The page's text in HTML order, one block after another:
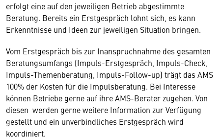
erfolgt eine auf den jeweiligen Betrieb abgestimmte
Beratung. Bereits ein Erstgespräch lohnt sich, es kann
Erkenntnisse und Ideen zur jeweiligen Situation bringen.
Vom Erstgespräch bis zur Inanspruchnahme des gesamten
Beratungsumfangs (Impuls-Erstgespräch, Impuls-Check,
Impuls-Themenberatung, Impuls-Follow-up) trägt das AMS
100% der Kosten für die Impulsberatung. Bei Interesse
können Betriebe gerne auf ihre AMS-Berater zugehen. Von
diesen werden gerne weitere Information zur Verfügung
gestellt und ein unverbindliches Erstgespräch wird
koordiniert.